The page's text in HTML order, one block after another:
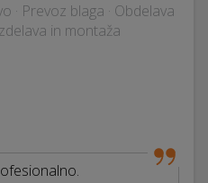
· Prevoz blaga · Obdelava
in montaža